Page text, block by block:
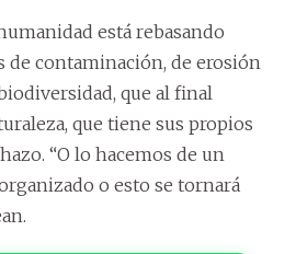
está rebasando
de contaminación, de erosión
que al final
que tiene sus propios
“O lo hacemos de un
o esto se tornará